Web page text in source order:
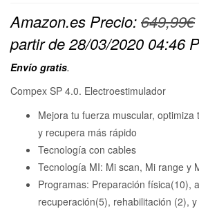
Amazon.es Precio:649,99€
partir de 28/03/2020 04:46
Envío gratis.
Compex SP 4.0. Electroestimulador
Mejora tu fuerza muscular, optimiza
y recupera más rápido
Tecnología con cables
Tecnología MI: Mi scan, Mi range y
Programas: Preparación física(10),
recuperación(5), rehabilitación (2),